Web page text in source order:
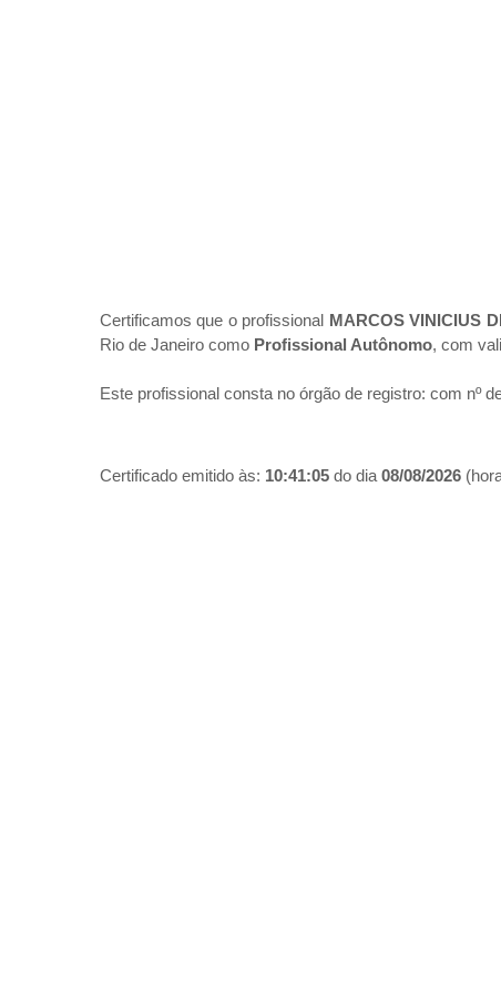
Certificamos que o profissional MARCOS VINICIUS
Rio de Janeiro como Profissional Autônomo, com
Este profissional consta no órgão de registro: com nº
Certificado emitido às: 10:41:05 do dia 08/08/2026